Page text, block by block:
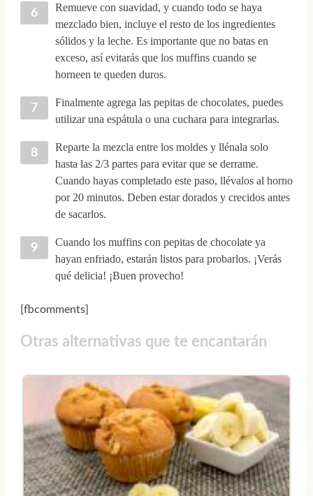
Remueve con suavidad, y cuando todo se haya
mezclado bien, incluye el resto de los ingredientes
sólidos y la leche. Es importante que no batas en
exceso, así evitarás que los muffins cuando se
horneen te queden duros.
Finalmente agrega las pepitas de chocolates, puedes
utilizar una espátula o una cuchara para integrarlas.
Reparte la mezcla entre los moldes y llénala solo
hasta las 2/3 partes para evitar que se derrame.
Cuando hayas completado este paso, llévalos al horno
por 20 minutos. Deben estar dorados y crecidos antes
de sacarlos.
Cuando los muffins con pepitas de chocolate ya
hayan enfriado, estarán listos para probarlos. ¡Verás
qué delicia! ¡Buen provecho!
[fbcomments]
Otras alternativas que te encantarán